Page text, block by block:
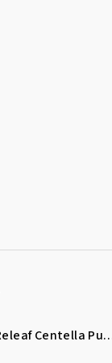
BB krém Wonder Releaf